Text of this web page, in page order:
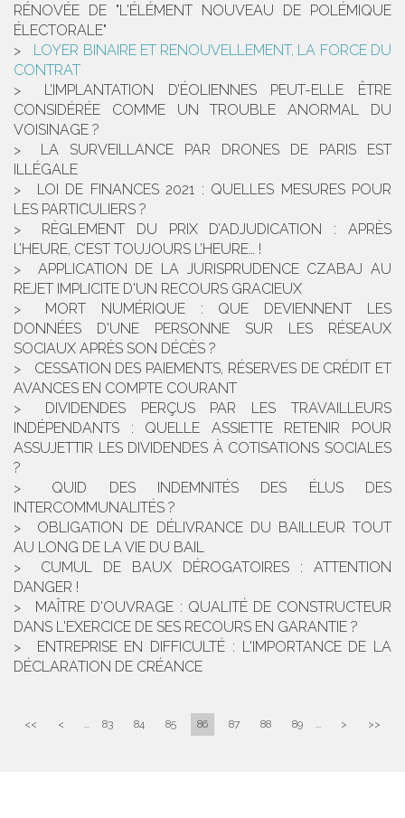
RÉNOVÉE DE "L'ÉLÉMENT NOUVEAU DE POLÉMIQUE
ÉLECTORALE"
LOYER BINAIRE ET RENOUVELLEMENT, LA FORCE DU
CONTRAT
L’IMPLANTATION D’ÉOLIENNES PEUT-ELLE ÊTRE
CONSIDÉRÉE COMME UN TROUBLE ANORMAL DU
VOISINAGE ?
LA SURVEILLANCE PAR DRONES DE PARIS EST
ILLÉGALE
LOI DE FINANCES 2021 : QUELLES MESURES POUR
LES PARTICULIERS ?
RÈGLEMENT DU PRIX D’ADJUDICATION : APRÈS
L’HEURE, C’EST TOUJOURS L’HEURE… !
APPLICATION DE LA JURISPRUDENCE CZABAJ AU
REJET IMPLICITE D'UN RECOURS GRACIEUX
MORT NUMÉRIQUE : QUE DEVIENNENT LES
DONNÉES D'UNE PERSONNE SUR LES RÉSEAUX
SOCIAUX APRÈS SON DÉCÈS ?
CESSATION DES PAIEMENTS, RÉSERVES DE CRÉDIT ET
AVANCES EN COMPTE COURANT
DIVIDENDES PERÇUS PAR LES TRAVAILLEURS
INDÉPENDANTS : QUELLE ASSIETTE RETENIR POUR
ASSUJETTIR LES DIVIDENDES À COTISATIONS SOCIALES
?
QUID DES INDEMNITÉS DES ÉLUS DES
INTERCOMMUNALITÉS ?
OBLIGATION DE DÉLIVRANCE DU BAILLEUR TOUT
AU LONG DE LA VIE DU BAIL
CUMUL DE BAUX DÉROGATOIRES : ATTENTION
DANGER !
MAÎTRE D'OUVRAGE : QUALITÉ DE CONSTRUCTEUR
DANS L'EXERCICE DE SES RECOURS EN GARANTIE ?
ENTREPRISE EN DIFFICULTÉ : L'IMPORTANCE DE LA
DÉCLARATION DE CRÉANCE
<< < 83 84 85 86 87 88 89 > >>